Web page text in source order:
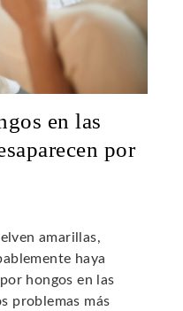
en las
por
amarillas,
haya
hongos en las
problemas más